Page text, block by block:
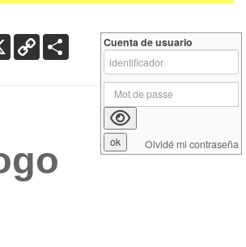
X Copy
Link
Cuenta de usuario
Olvidé mi contraseña